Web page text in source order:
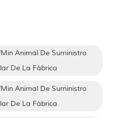
Animal De Suministro
De La Fábrica
Animal De Suministro
De La Fábrica